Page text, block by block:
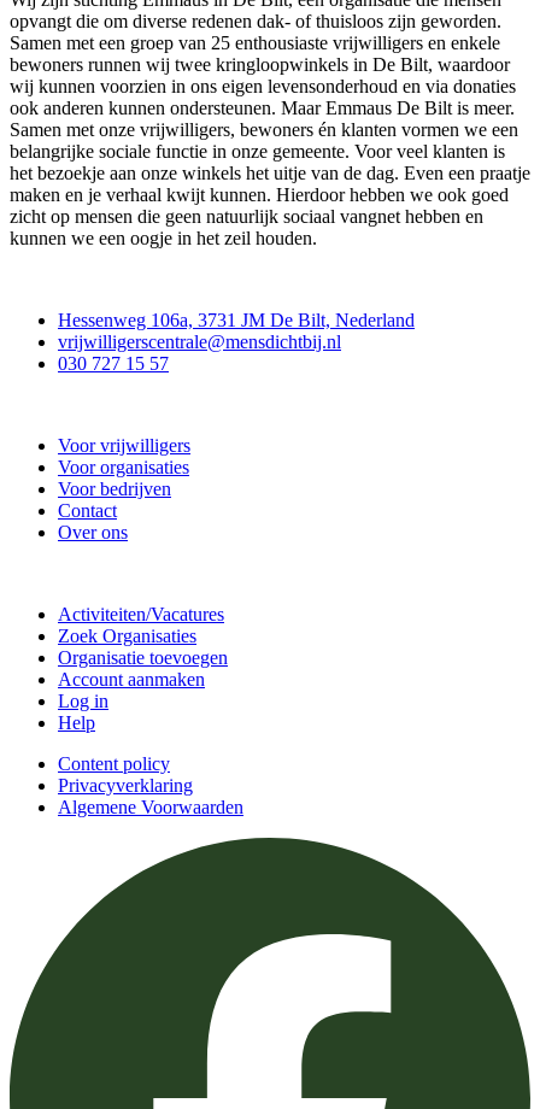
opvangt die om diverse redenen dak- of thuisloos zijn geworden.
Samen met een groep van 25 enthousiaste vrijwilligers en enkele
bewoners runnen wij twee kringloopwinkels in De Bilt, waardoor
wij kunnen voorzien in ons eigen levensonderhoud en via donaties
ook anderen kunnen ondersteunen. Maar Emmaus De Bilt is meer.
Samen met onze vrijwilligers, bewoners én klanten vormen we een
belangrijke sociale functie in onze gemeente. Voor veel klanten is
het bezoekje aan onze winkels het uitje van de dag. Even een praatje
maken en je verhaal kwijt kunnen. Hierdoor hebben we ook goed
zicht op mensen die geen natuurlijk sociaal vangnet hebben en
kunnen we een oogje in het zeil houden.
Hessenweg 106a, 3731 JM De Bilt, Nederland
vrijwilligerscentrale@mensdichtbij.nl
030 727 15 57
Voor vrijwilligers
Voor organisaties
Voor bedrijven
Contact
Over ons
Activiteiten/Vacatures
Zoek Organisaties
Organisatie toevoegen
Account aanmaken
Log in
Help
Content policy
Privacyverklaring
Algemene Voorwaarden